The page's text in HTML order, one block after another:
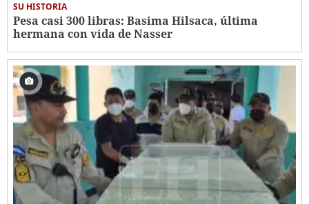
SU HISTORIA
Pesa casi 300 libras: Basima Hilsaca, última
hermana con vida de Nasser